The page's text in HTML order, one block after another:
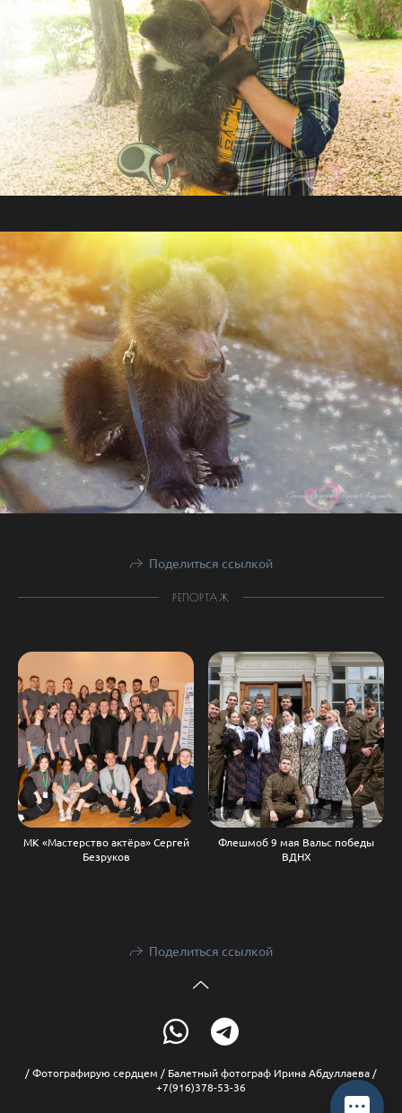
Поделиться ссылкой
РЕПОРТАЖ
МК «Мастерство актёра» Сергей
Безруков
Флешмоб 9 мая Вальс победы
ВДНХ
Поделиться ссылкой
/ Фотографирую сердцем / Балетный фотограф Ирина Абдуллаева /
+7(916)378-53-36